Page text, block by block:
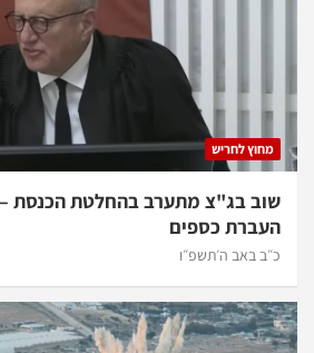
מחוץ לחריש
שוב בג"צ מתערב בהחלטת הכנסת
העברת כספים
כ״ב באב ה׳תשפ״ו